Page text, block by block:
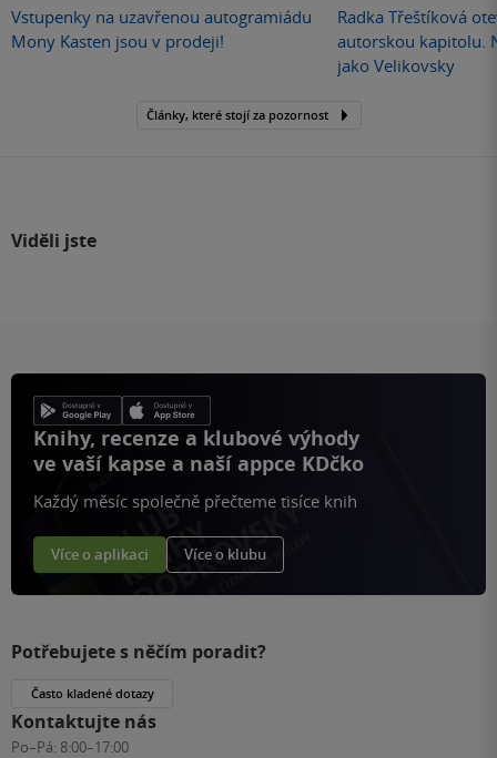
Vstupenky na uzavřenou autogramiádu
Mony Kasten jsou v prodeji!
Radka Třeštíková
autorskou kapitolu.
jako Velikovsky
Články, které stojí za pozornost
Viděli jste
Knihy, recenze a klubové výhody
ve vaší kapse a naší appce KDčko
Každý měsíc společně přečteme tisíce knih
Více o aplikaci Více o klubu
Potřebujete s něčím poradit?
Často kladené dotazy
Kontaktujte nás
Po–Pá: 8:00–17:00